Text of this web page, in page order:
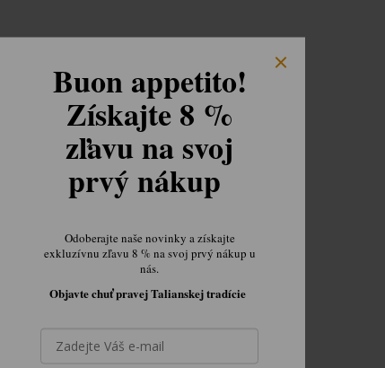
Buon appetito!
Získajte 8 %
zľavu na svoj
prvý nákup
Odoberajte naše novinky a získajte
exkluzívnu zľavu 8 % na svoj prvý nákup u
nás.
Objavte chuť pravej Talianskej tradície